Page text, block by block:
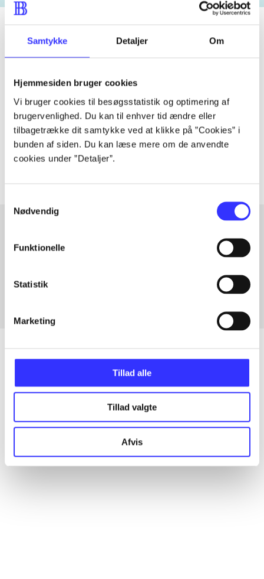
Samtykke Detaljer Om
Hjemmesiden bruger cookies
Vi bruger cookies til besøgsstatistik og optimering af
brugervenlighed. Du kan til enhver tid ændre eller
tilbagetrække dit samtykke ved at klikke på ”Cookies” i
bunden af siden. Du kan læse mere om de anvendte
cookies under ”Detaljer”.
Nødvendig
Funktionelle
Statistik
Marketing
Tillad alle
Tillad valgte
Afvis
Artiklen er en del af
lorem ipsum dolor sit amet ...
Tidsskrift
Artiklerne i handler ofte om
Artikler med samme emner
Artikler
Alle registrerede artikler fordelt på udgivelser